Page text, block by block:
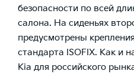
безопасности по всей
салона. На сиденьях
предусмотрены
стандарта ISOFIX. Как и
Kia для российского